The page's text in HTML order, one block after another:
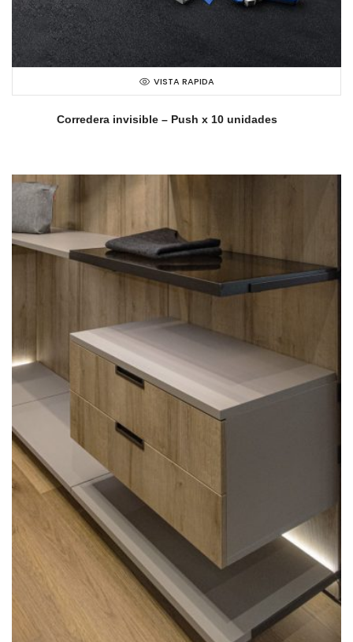
VISTA RAPIDA
Corredera invisible – Push x 10 unidades